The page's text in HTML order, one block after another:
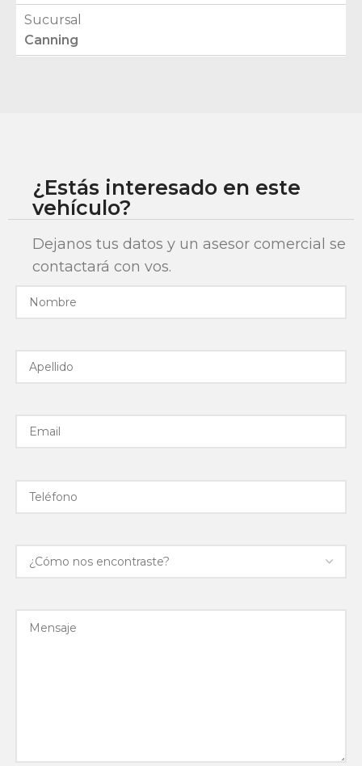
Sucursal
Canning
¿Estás interesado en este
vehículo?
Dejanos tus datos y un asesor comercial se
contactará con vos.